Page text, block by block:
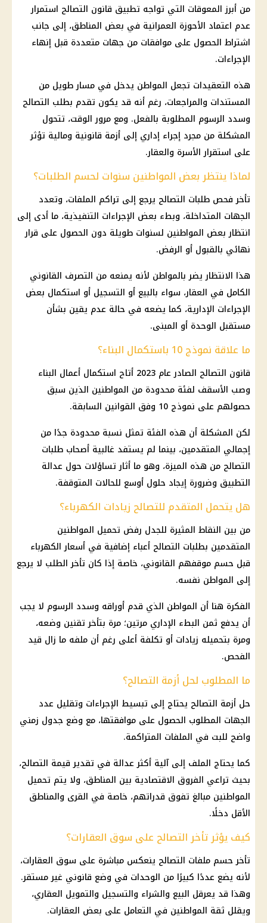
من أبرز المعوقات التي تواجه تطبيق قانون التصالح استمرار
عدم اعتماد الأحوزة العمرانية في بعض المناطق، إلى جانب
اشتراط الحصول على موافقات من جهات متعددة قبل إنهاء
الإجراءات.
هذه التعقيدات تجعل المواطن يدخل في مسار طويل من
المستندات والمراجعات، رغم أنه قد يكون تقدم بطلب التصالح
وسدد الرسوم المطلوبة بالفعل. ومع مرور الوقت، تتحول
المشكلة من مجرد إجراء إداري إلى أزمة قانونية ومالية تؤثر
على استقرار الأسرة والعقار.
لماذا ينتظر بعض المواطنين سنوات لحسم الطلبات؟
تأخر فحص طلبات التصالح يرجع إلى تراكم الملفات، وتعدد
الجهات المتداخلة، وبطء بعض الإجراءات التنفيذية، ما أدى إلى
انتظار بعض المواطنين لسنوات طويلة دون الحصول على قرار
نهائي بالقبول أو الرفض.
هذا الانتظار يضر بالمواطن لأنه يمنعه من التصرف القانوني
الكامل في العقار، سواء بالبيع أو التسجيل أو استكمال بعض
الإجراءات الإدارية، كما يضعه في حالة عدم يقين بشأن
مستقبل الوحدة أو المبنى.
ما علاقة نموذج 10 باستكمال البناء؟
قانون التصالح الصادر عام 2023 أتاح استكمال أعمال البناء
وصب الأسقف لفئة محدودة من المواطنين الذين سبق
حصولهم على نموذج 10 وفق القوانين السابقة.
لكن المشكلة أن هذه الفئة تمثل نسبة محدودة جدًا من
إجمالي المتقدمين، بينما لم يستفد غالبية أصحاب طلبات
التصالح من هذه الميزة، وهو ما أثار تساؤلات حول عدالة
التطبيق وضرورة إيجاد حلول أوسع للحالات المتوقفة.
هل يتحمل المتقدم للتصالح زيادات الكهرباء؟
من بين النقاط المثيرة للجدل رفض تحميل المواطنين
المتقدمين بطلبات التصالح أعباء إضافية في أسعار الكهرباء
قبل حسم موقفهم القانوني، خاصة إذا كان تأخر الطلب لا يرجع
إلى المواطن نفسه.
الفكرة هنا أن المواطن الذي قدم أوراقه وسدد الرسوم لا يجب
أن يدفع ثمن البطء الإداري مرتين؛ مرة بتأخر تقنين وضعه،
ومرة بتحميله زيادات أو تكلفة أعلى رغم أن ملفه ما زال قيد
الفحص.
ما المطلوب لحل أزمة التصالح؟
حل أزمة التصالح يحتاج إلى تبسيط الإجراءات وتقليل عدد
الجهات المطلوب الحصول على موافقتها، مع وضع جدول زمني
واضح للبت في الملفات المتراكمة.
كما يحتاج الملف إلى آلية أكثر عدالة في تقدير قيمة التصالح،
بحيث تراعي الفروق الاقتصادية بين المناطق، ولا يتم تحميل
المواطنين مبالغ تفوق قدراتهم، خاصة في القرى والمناطق
الأقل دخلًا.
كيف يؤثر تأخر التصالح على سوق العقارات؟
تأخر حسم ملفات التصالح ينعكس مباشرة على سوق العقارات،
لأنه يضع عددًا كبيرًا من الوحدات في وضع قانوني غير مستقر.
وهذا قد يعرقل البيع والشراء والتسجيل والتمويل العقاري،
ويقلل ثقة المواطنين في التعامل على بعض العقارات.